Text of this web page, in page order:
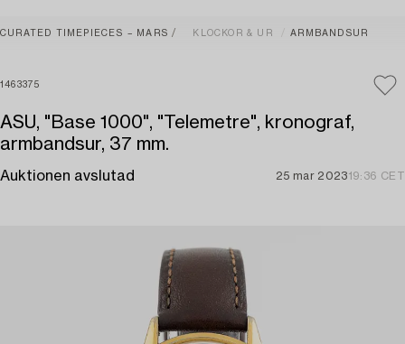
CURATED TIMEPIECES – MARS KLOCKOR & UR ARMBANDSUR
1463375
ASU, "Base 1000", "Telemetre", kronograf,
armbandsur, 37 mm.
Auktionen avslutad 25 mar 202319:36 CET